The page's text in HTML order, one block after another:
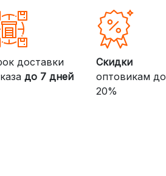
доставки
до 7 дней
Скидки
оптовикам до
20%